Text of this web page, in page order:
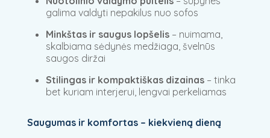
galima valdyti nepakilus nuo sofos
Minkštas ir saugus lopšelis – nuimama,
skalbiama sėdynės medžiaga, švelnūs
saugos diržai
Stilingas ir kompaktiškas dizainas – tinka
bet kuriam interjerui, lengvai perkeliamas
Saugumas ir komfortas – kiekvieną dieną